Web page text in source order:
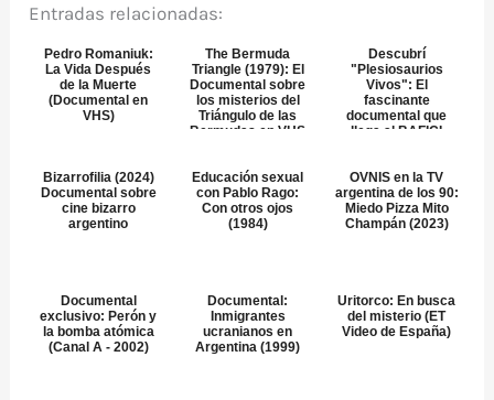
Entradas relacionadas:
Pedro Romaniuk:
La Vida Después
de la Muerte
(Documental en
VHS)
The Bermuda
Triangle (1979): El
Documental sobre
los misterios del
Triángulo de las
Bermudas en VHS
Descubrí
"Plesiosaurios
Vivos": El
fascinante
documental que
llega al BAFICI
Bizarrofilia (2024)
Documental sobre
cine bizarro
argentino
Educación sexual
con Pablo Rago:
Con otros ojos
(1984)
OVNIS en la TV
argentina de los 90:
Miedo Pizza Mito
Champán (2023)
Documental
exclusivo: Perón y
la bomba atómica
(Canal A - 2002)
Documental:
Inmigrantes
ucranianos en
Argentina (1999)
Uritorco: En busca
del misterio (ET
Video de España)